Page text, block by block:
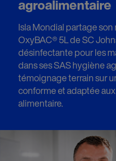
agroalimentaire
Isla Mondial partage
OxyBAC® 5L de SC
désinfectante pour les
dans ses SAS hygiène
témoignage terrain sur
conforme et adaptée
alimentaire.